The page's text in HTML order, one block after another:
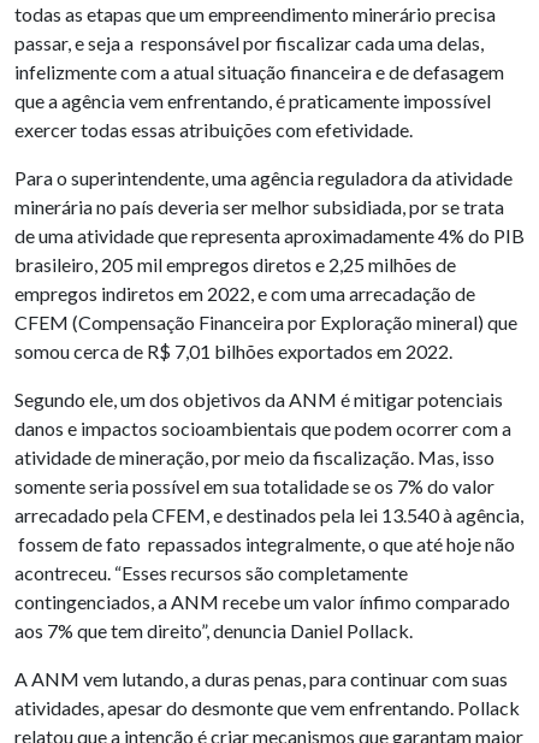
todas as etapas que um empreendimento minerário precisa
passar, e seja a responsável por fiscalizar cada uma delas,
infelizmente com a atual situação financeira e de defasagem
que a agência vem enfrentando, é praticamente impossível
exercer todas essas atribuições com efetividade.
Para o superintendente, uma agência reguladora da atividade
minerária no país deveria ser melhor subsidiada, por se trata
de uma atividade que representa aproximadamente 4% do PIB
brasileiro, 205 mil empregos diretos e 2,25 milhões de
empregos indiretos em 2022, e com uma arrecadação de
CFEM (Compensação Financeira por Exploração mineral) que
somou cerca de R$ 7,01 bilhões exportados em 2022.
Segundo ele, um dos objetivos da ANM é mitigar potenciais
danos e impactos socioambientais que podem ocorrer com a
atividade de mineração, por meio da fiscalização. Mas, isso
somente seria possível em sua totalidade se os 7% do valor
arrecadado pela CFEM, e destinados pela lei 13.540 à agência,
fossem de fato repassados integralmente, o que até hoje não
acontreceu. “Esses recursos são completamente
contingenciados, a ANM recebe um valor ínfimo comparado
aos 7% que tem direito”, denuncia Daniel Pollack.
A ANM vem lutando, a duras penas, para continuar com suas
atividades, apesar do desmonte que vem enfrentando. Pollack
relatou que a intenção é criar mecanismos que garantam maior